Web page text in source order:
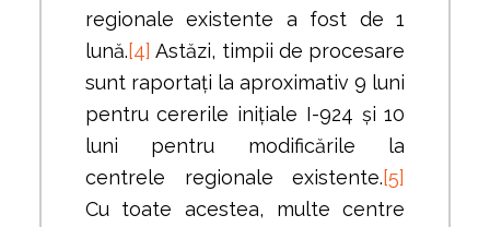
regionale existente a fost de 1
lună.[4] Astăzi, timpii de procesare
sunt raportați la aproximativ 9 luni
pentru cererile inițiale I-924 și 10
luni pentru modificările la
centrele regionale existente.[5]
Cu toate acestea, multe centre